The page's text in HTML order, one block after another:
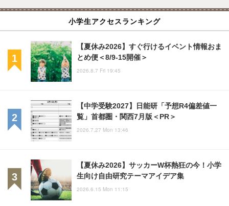
小学生アクセスランキング
【夏休み2026】すぐ行けるイベント情報おま
とめ便＜8/9-15開催＞
2026.8.7 Fri 19:45
【中学受験2027】日能研「予想R4偏差値一
覧」首都圏・関西7月版＜PR＞
2026.7.27 Mon 13:46
【夏休み2026】サッカーW杯熱狂の今！小学
生向け自由研究テーマアイデア集
2026.6.15 Mon 11:15